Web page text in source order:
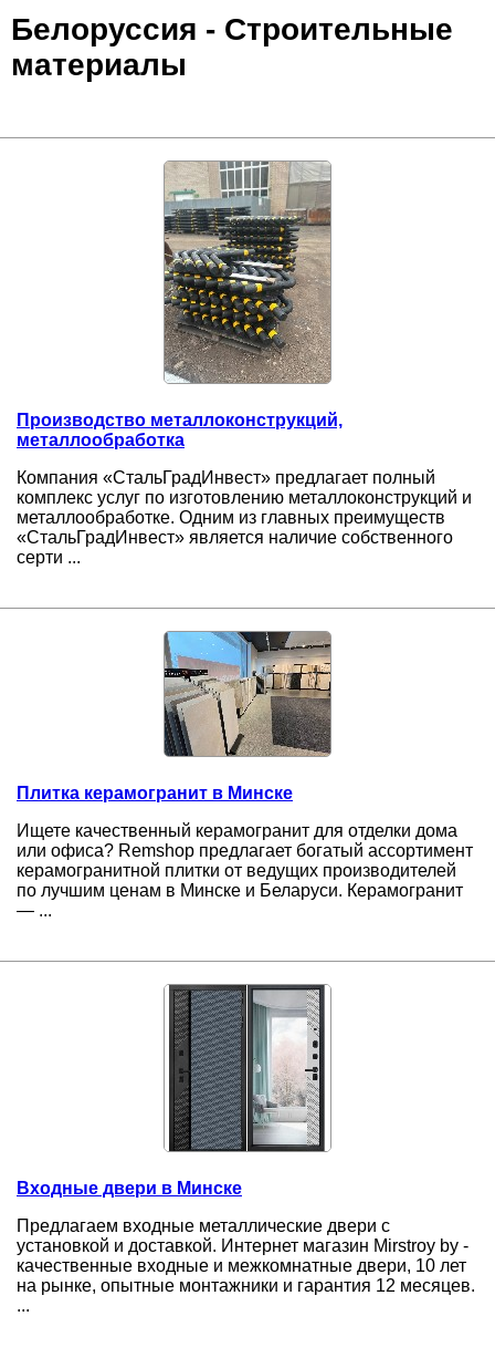
Белоруссия - Строительные
материалы
Производство металлоконструкций,
металлообработка
Компания «СтальГрадИнвест» предлагает полный
комплекс услуг по изготовлению металлоконструкций и
металлообработке. Одним из главных преимуществ
«СтальГрадИнвест» является наличие собственного
серти ...
Плитка керамогранит в Минске
Ищете качественный керамогранит для отделки дома
или офиса? Remshop предлагает богатый ассортимент
керамогранитной плитки от ведущих производителей
по лучшим ценам в Минске и Беларуси. Керамогранит
— ...
Входные двери в Минске
Предлагаем входные металлические двери с
установкой и доставкой. Интернет магазин Mirstroy by -
качественные входные и межкомнатные двери, 10 лет
на рынке, опытные монтажники и гарантия 12 месяцев.
...